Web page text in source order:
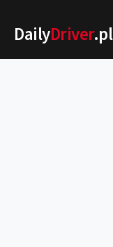
DailyDriver.pl